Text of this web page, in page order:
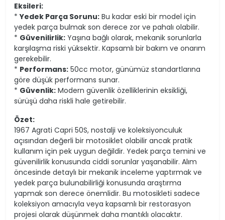
Eksileri:
*Yedek Parça Sorunu: Bu kadar eski bir model için
yedek parça bulmak son derece zor ve pahalı olabilir.
* Güvenilirlik: Yaşına bağlı olarak, mekanik sorunlarla
karşılaşma riski yüksektir. Kapsamlı bir bakım ve onarım
gerekebilir.
* Performans: 50cc motor, günümüz standartlarına
göre düşük performans sunar.
* Güvenlik: Modern güvenlik özelliklerinin eksikliği,
sürüşü daha riskli hale getirebilir.
Özet:
1967 Agrati Capri 50S, nostalji ve koleksiyonculuk
açısından değerli bir motosiklet olabilir ancak pratik
kullanım için pek uygun değildir. Yedek parça temini ve
güvenilirlik konusunda ciddi sorunlar yaşanabilir. Alım
öncesinde detaylı bir mekanik inceleme yaptırmak ve
yedek parça bulunabilirliği konusunda araştırma
yapmak son derece önemlidir. Bu motosikleti sadece
koleksiyon amacıyla veya kapsamlı bir restorasyon
projesi olarak düşünmek daha mantıklı olacaktır.